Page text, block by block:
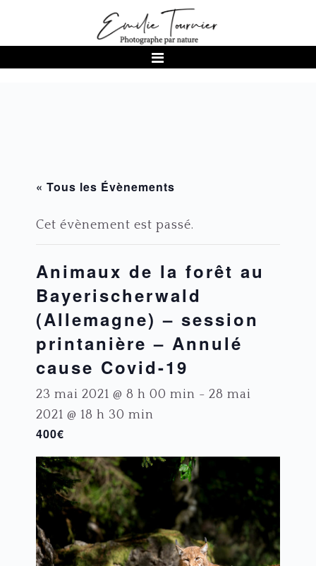
navigation
principal
de
« Tous les Évènements
Cet évènement est passé.
Animaux de la forêt au
Bayerischerwald
(Allemagne) – session
printanière – Annulé
cause Covid-19
23 mai 2021 @ 8 h 00 min -28 mai
2021 @ 18 h 30 min
400€